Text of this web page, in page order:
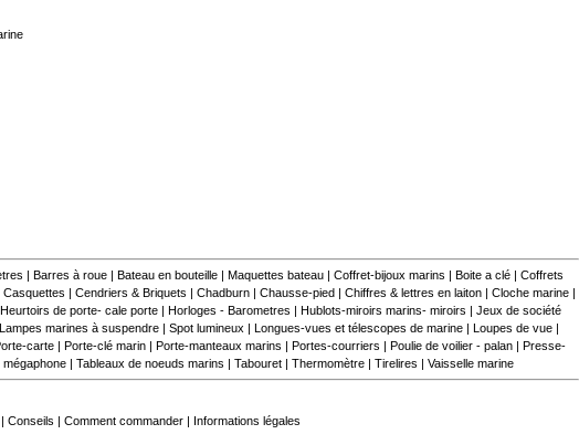
Barres à roue Bateau en bouteille Maquettes bateau Coffret-bijoux marins Boite a clé
Coffrets
Casquettes Cendriers & Briquets Chadburn| Chausse-pied Chiffres & lettres en laiton| Cloche marine|
Heurtoirs de porte- cale porte| Horloges - Barometres Hublots-miroirs marins- miroirs
Jeux de société
Lampes marines à suspendre Spot lumineux Longues-vues et télescopes de marine Loupes de vue
carte| Porte-clé marin Porte-manteaux marins Portes-courriers Poulie de voilier - palan|
Presse-
| Tableaux de noeuds marins Tabouret| Thermomètre| Tirelires Vaisselle marine
Conseils Comment commander Informations légales